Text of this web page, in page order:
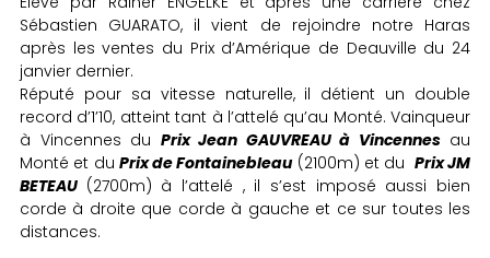
Sébastien GUARATO, il vient de rejoindre notre Haras
après les ventes du Prix d’Amérique de Deauville du 24
janvier dernier.
Réputé pour sa vitesse naturelle, il détient un double
record d’1’10, atteint tant à l’attelé qu’au Monté. Vainqueur
à Vincennes du Prix Jean GAUVREAU à Vincennesau
Monté et du Prix de Fontainebleau(2100m) et du Prix JM
BETEAU (2700m) à l’attelé , il s’est imposé aussi bien
corde à droite que corde à gauche et ce sur toutes les
distances.